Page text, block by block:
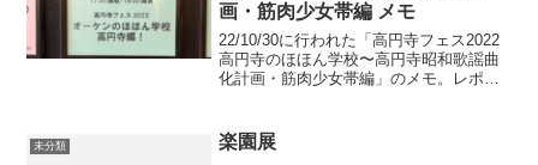
画・筋肉少女帯編 メモ
22/10/30に行われた「高円寺フェス2022
高円寺のほほん学校〜高円寺昭和歌謡曲
化計画・筋肉少女帯編」のメモ。レポで
円寺フェスでやるのももう10回目ぐら
い。10回...
未分類 楽園展